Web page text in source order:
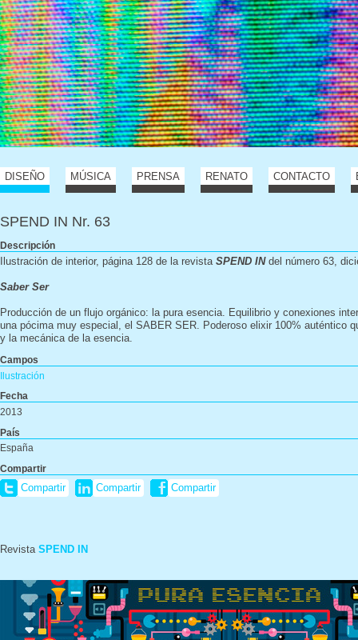
DISEÑO MÚSICA PRENSA RENATO CONTACTO
SPEND IN Nr. 63
Descripción
Ilustración de interior, página 128 de la revista SPEND INdel número 63,
Saber Ser
Producción de un flujo orgánico: la pura esencia. Equilibrio y conexiones
una pócima muy especial, el SABER SER. Poderoso elixir 100% auténtico
y la mecánica de la esencia.
Campos
Ilustración
Fecha
2013
País
España
Compartir
Compartir Compartir Compartir
Revista SPEND IN